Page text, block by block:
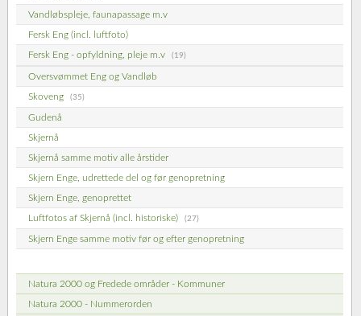
Vandløbspleje, faunapassage m.v
Fersk Eng (incl. luftfoto)
Fersk Eng - opfyldning, pleje m.v (19)
Oversvømmet Eng og Vandløb
Skoveng (35)
Gudenå
Skjernå
Skjernå samme motiv alle årstider
Skjern Enge, udrettede del og før genopretning
Skjern Enge, genoprettet
Luftfotos af Skjernå (incl. historiske) (27)
Skjern Enge samme motiv før og efter genopretning
Natura 2000 og Fredede områder - Kommuner
Natura 2000 - Nummerorden